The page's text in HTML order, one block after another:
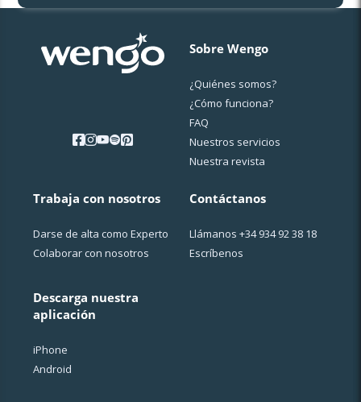
Sobre Wengo
¿Quiénes somos?
¿Cо́mo funciona?
FAQ
Nuestros servicios
Nuestra revista
Trabaja con nosotros
Darse de alta como Experto
Colaborar con nosotros
Descarga nuestra
aplicación
iPhone
Android
Contáctanos
Llámanos +34 934 92 38 18
Escríbenos